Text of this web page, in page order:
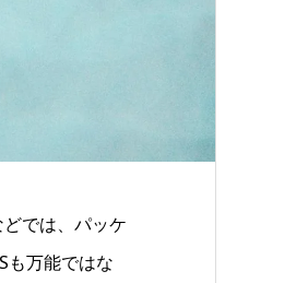
では、パッケ
も万能ではな